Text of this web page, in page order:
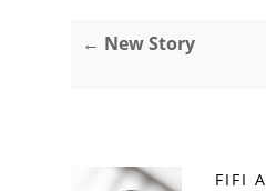
← New Story
FIFI